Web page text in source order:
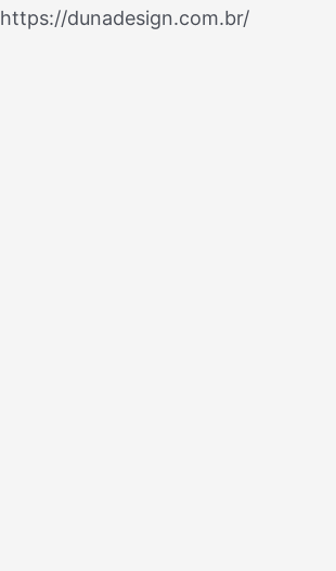
https://dunadesign.com.br/Ir